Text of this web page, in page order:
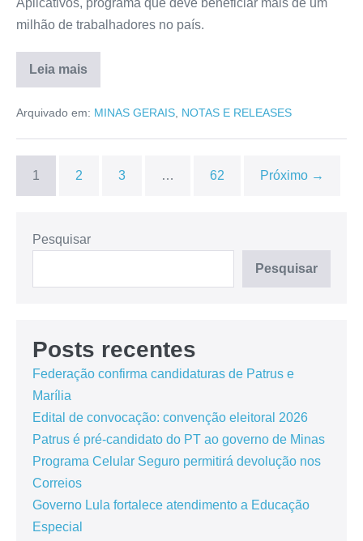
Aplicativos, programa que deve beneficiar mais de um
milhão de trabalhadores no país.
Leia mais
Arquivado em: MINAS GERAIS NOTAS E RELEASES
1 2 3 … 62 Próximo →
Pesquisar
Pesquisar
Posts recentes
Federação confirma candidaturas de Patrus e
Marília
Edital de convocação: convenção eleitoral 2026
Patrus é pré-candidato do PT ao governo de Minas
Programa Celular Seguro permitirá devolução nos
Correios
Governo Lula fortalece atendimento a Educação
Especial